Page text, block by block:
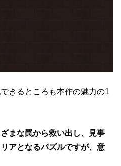
きるところも本作の魅力の1
まな罠から救い出し、見事
アとなるパズルですが、意